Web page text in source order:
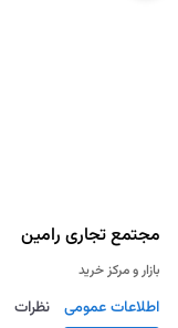
مجتمع تجاری رامین
بازار و مرکز خرید
مسیریابی
اطلاعات عمومی نظرات